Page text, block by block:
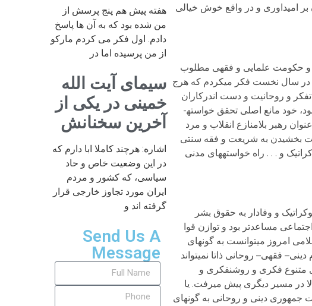
بر امیداوری و در واقع خوش خیالی
و حکومت علمایی و فقهی مطلوب
در سال نخست فکر می­کردم که هرج
و روحانیت و دست اندرکاران
اداره کشور است و حتی شخص آیت­الله خمینی، که روزگاری امید بزرگ ما برای اصلاح و اجتهاد و تحول آفرینی بود، خود مانع اصلی تحقق خواسته­
رهبر بلامنازع انقلاب و مرد
بخشیدن به شریعت و فقه سنتی
و . . . راه خواسته­های مدنی
و وفادار به حقوق بشر
مساعدتر بود و توازن قوا
امروز می­توانست به گونه­ای
فقهی– روحانی ذاتا نمی­تواند
متنوع فکری و روشنفکری و
در مسیر دیگری پیش می­رفت. یا
جمهوری دینی و روحانی به گونه­ای
هفته پیش هم پنج پرسش از
من شده بود که به آن ها پاسخ
دادم. اول فکر می کردم مارکو
از من پرسیده اما در
سیمای آیت الله
خمینی در یکی از
آخرین سخنانش
اشاره: هرچند کاملا ابا دارم که
در این وضعیت خاص و حاد
سیاسی، که کشور و مردم
ایران مورد تجاوز خارجی قرار
گرفته اند و
Send Us A
Message